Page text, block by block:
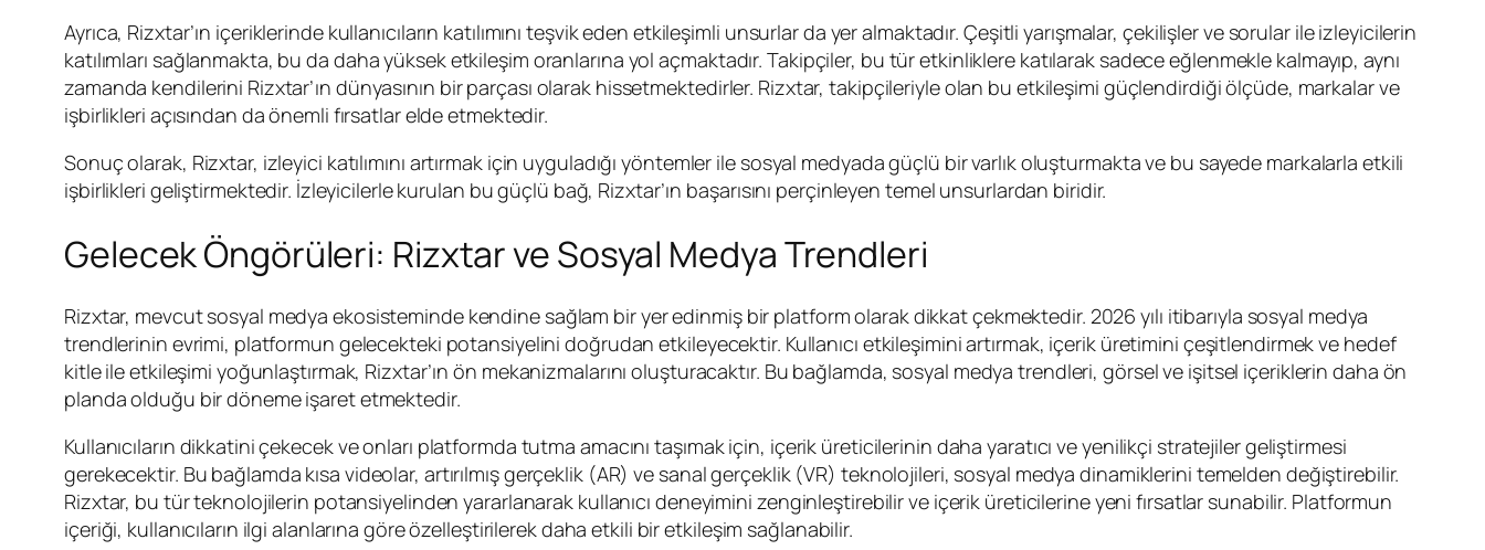
Ayrıca, Rizxtar’ın içeriklerinde kullanıcıların katılımını teşvik eden etkileşimli unsurlar da yer almaktadır. Çeşitli yarışmalar, çekilişler ve sorular ile izleyicilerin
katılımları sağlanmakta, bu da daha yüksek etkileşim oranlarına yol açmaktadır. Takipçiler, bu tür etkinliklere katılarak sadece eğlenmekle kalmayıp, aynı
zamanda kendilerini Rizxtar’ın dünyasının bir parçası olarak hissetmektedirler. Rizxtar, takipçileriyle olan bu etkileşimi güçlendirdiği ölçüde, markalar ve
işbirlikleri açısından da önemli fırsatlar elde etmektedir.
Sonuç olarak, Rizxtar, izleyici katılımını artırmak için uyguladığı yöntemler ile sosyal medyada güçlü bir varlık oluşturmakta ve bu sayede markalarla etkili
işbirlikleri geliştirmektedir. İzleyicilerle kurulan bu güçlü bağ, Rizxtar’ın başarısını perçinleyen temel unsurlardan biridir.
Gelecek Öngörüleri: Rizxtar ve Sosyal Medya Trendleri
Rizxtar, mevcut sosyal medya ekosisteminde kendine sağlam bir yer edinmiş bir platform olarak dikkat çekmektedir. 2026 yılı itibarıyla sosyal medya
trendlerinin evrimi, platformun gelecekteki potansiyelini doğrudan etkileyecektir. Kullanıcı etkileşimini artırmak, içerik üretimini çeşitlendirmek ve hedef
kitle ile etkileşimi yoğunlaştırmak, Rizxtar’ın ön mekanizmalarını oluşturacaktır. Bu bağlamda, sosyal medya trendleri, görsel ve işitsel içeriklerin daha ön
planda olduğu bir döneme işaret etmektedir.
Kullanıcıların dikkatini çekecek ve onları platformda tutma amacını taşımak için, içerik üreticilerinin daha yaratıcı ve yenilikçi stratejiler geliştirmesi
gerekecektir. Bu bağlamda kısa videolar, artırılmış gerçeklik (AR) ve sanal gerçeklik (VR) teknolojileri, sosyal medya dinamiklerini temelden değiştirebilir.
Rizxtar, bu tür teknolojilerin potansiyelinden yararlanarak kullanıcı deneyimini zenginleştirebilir ve içerik üreticilerine yeni fırsatlar sunabilir. Platformun
içeriği, kullanıcıların ilgi alanlarına göre özelleştirilerek daha etkili bir etkileşim sağlanabilir.